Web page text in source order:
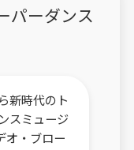
パーダンス
新時代のト
スミュージ
オ・ブロー